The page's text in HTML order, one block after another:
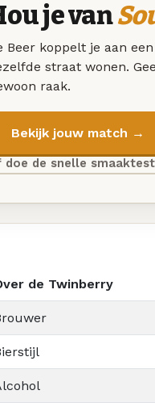
je van
Beer koppelt je aan
straat wonen.
raak.
Bekijk jouw match →
doe de snelle
de Twinberry